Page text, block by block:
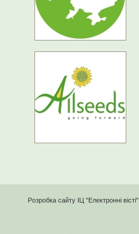
Розробка сайту ІЦ "Електронні вісті"